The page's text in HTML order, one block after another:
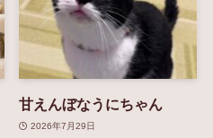
甘えんぼなうにちゃん
2026年7月29日